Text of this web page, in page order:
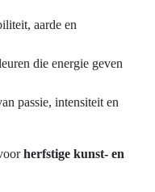
aarde en
die energie geven
passie, intensiteit en
herfstige kunst- en